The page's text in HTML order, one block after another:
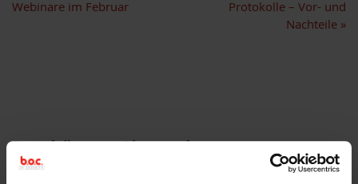
Webinare im Februar
Protokolle – Vor- und
Nachteile »
Das könnte Sie auch
interessieren: